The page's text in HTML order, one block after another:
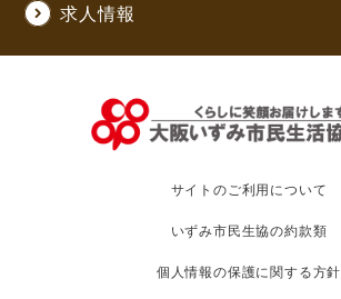
求人情報
サイトのご利用について
いずみ市民生協の約款類
個人情報の保護に関する方針